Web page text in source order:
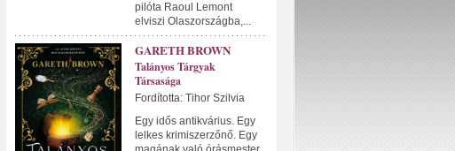
pilóta Raoul Lemont
elviszi Olaszországba,...
GARETH BROWN
Talányos Tárgyak
Társasága
Fordította: Tihor Szilvia
Egy idős antikvárius. Egy
lelkes krimiszerzőnő. Egy